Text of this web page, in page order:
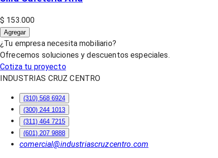
$ 153.000
Agregar
¿Tu empresa necesita mobiliario?
Ofrecemos soluciones y descuentos especiales.
Cotiza tu proyecto
INDUSTRIAS CRUZ CENTRO
(310) 568 6924
(300) 244 1013
(311) 464 7215
(601) 207 9888
comercial@industriascruzcentro.com